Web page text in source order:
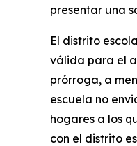
presentar una
El distrito
válida para el
prórroga, a
escuela no
hogares a los
con el distrito